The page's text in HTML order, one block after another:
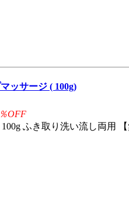
ッサージ ( 100g)
OFF
ふき取り洗い流し両用